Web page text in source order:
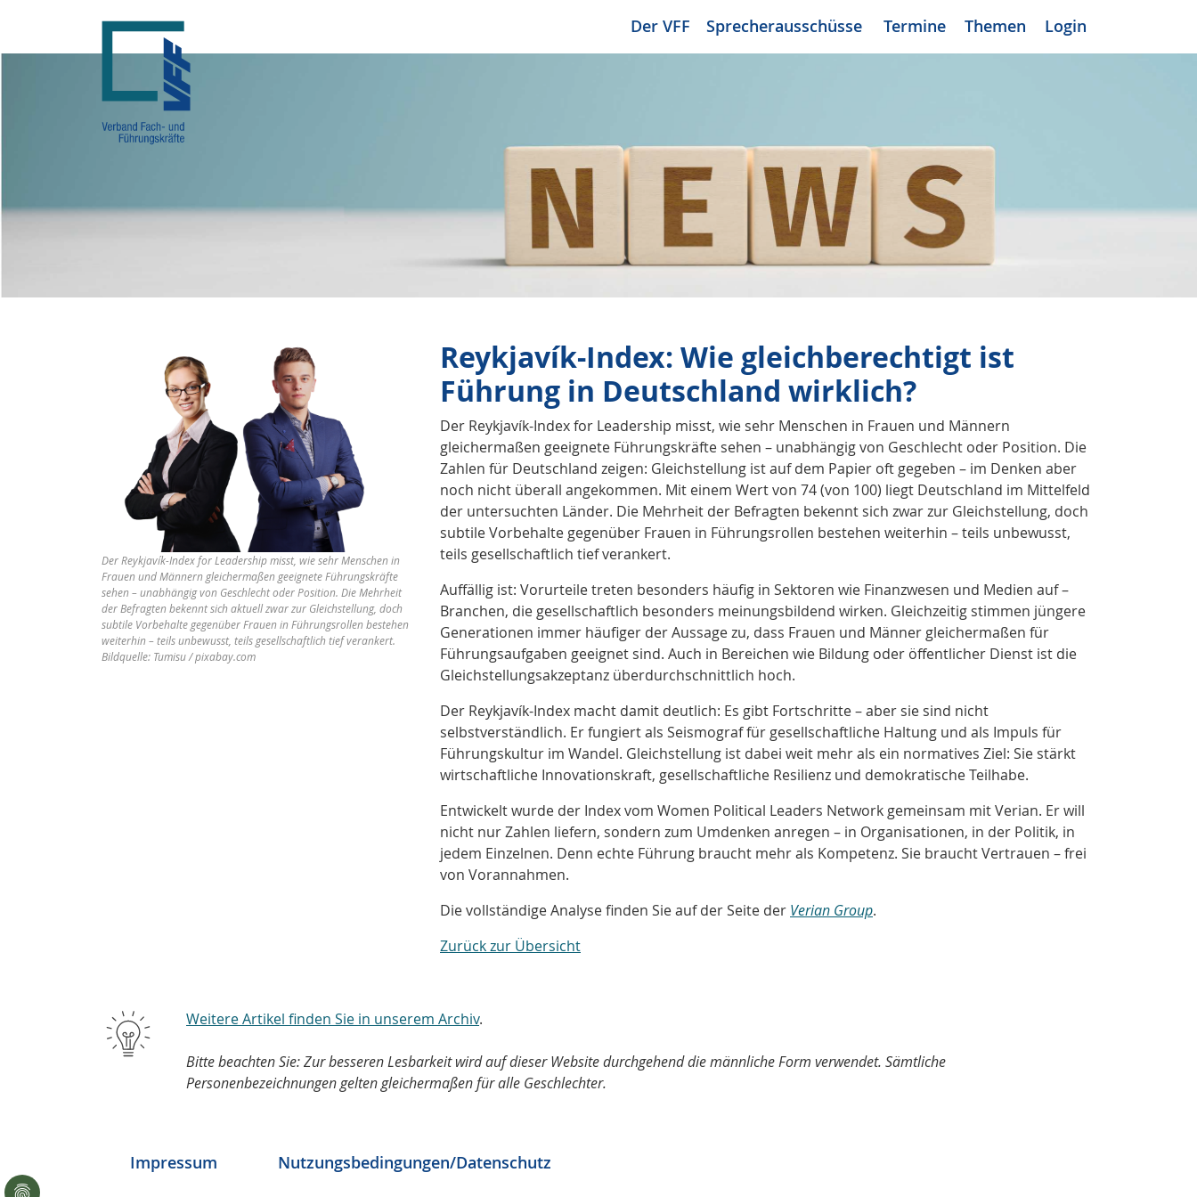
Der VFF Sprecherausschüsse Termine Themen Login
Der Reykjavík-Index for Leadership misst, wie sehr Menschen in
Frauen und Männern gleichermaßen geeignete Führungskräfte
sehen – unabhängig von Geschlecht oder Position. Die Mehrheit
der Befragten bekennt sich aktuell zwar zur Gleichstellung, doch
subtile Vorbehalte gegenüber Frauen in Führungsrollen bestehen
weiterhin – teils unbewusst, teils gesellschaftlich tief verankert.
Bildquelle: Tumisu / pixabay.com
Reykjavík-Index: Wie gleichberechtigt ist
Führung in Deutschland wirklich?
Der Reykjavík-Index for Leadership misst, wie sehr Menschen in Frauen und Männern
gleichermaßen geeignete Führungskräfte sehen – unabhängig von Geschlecht oder Position. Die
Zahlen für Deutschland zeigen: Gleichstellung ist auf dem Papier oft gegeben – im Denken aber
noch nicht überall angekommen. Mit einem Wert von 74 (von 100) liegt Deutschland im Mittelfeld
der untersuchten Länder. Die Mehrheit der Befragten bekennt sich zwar zur Gleichstellung, doch
subtile Vorbehalte gegenüber Frauen in Führungsrollen bestehen weiterhin – teils unbewusst,
teils gesellschaftlich tief verankert.
Auffällig ist: Vorurteile treten besonders häufig in Sektoren wie Finanzwesen und Medien auf –
Branchen, die gesellschaftlich besonders meinungsbildend wirken. Gleichzeitig stimmen jüngere
Generationen immer häufiger der Aussage zu, dass Frauen und Männer gleichermaßen für
Führungsaufgaben geeignet sind. Auch in Bereichen wie Bildung oder öffentlicher Dienst ist die
Gleichstellungsakzeptanz überdurchschnittlich hoch.
Der Reykjavík-Index macht damit deutlich: Es gibt Fortschritte – aber sie sind nicht
selbstverständlich. Er fungiert als Seismograf für gesellschaftliche Haltung und als Impuls für
Führungskultur im Wandel. Gleichstellung ist dabei weit mehr als ein normatives Ziel: Sie stärkt
wirtschaftliche Innovationskraft, gesellschaftliche Resilienz und demokratische Teilhabe.
Entwickelt wurde der Index vom Women Political Leaders Network gemeinsam mit Verian. Er will
nicht nur Zahlen liefern, sondern zum Umdenken anregen – in Organisationen, in der Politik, in
jedem Einzelnen. Denn echte Führung braucht mehr als Kompetenz. Sie braucht Vertrauen – frei
von Vorannahmen.
Die vollständige Analyse finden Sie auf der Seite der Verian Group.
Zurück zur Übersicht
Weitere Artikel finden Sie in unserem Archiv.
Bitte beachten Sie: Zur besseren Lesbarkeit wird auf dieser Website durchgehend die männliche Form verwendet. Sämtliche
Personenbezeichnungen gelten gleichermaßen für alle Geschlechter.
Impressum Nutzungsbedingungen/Datenschutz